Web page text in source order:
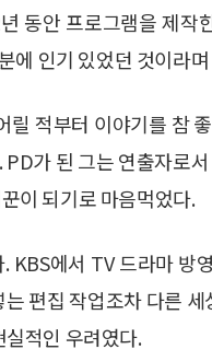
동안 프로그램을 제
에 인기 있었던 것이라
적부터 이야기를 참
가 된 그는 연출자로
이 되기로 마음먹었다.
KBS에서 TV 드라마 방
편집 작업조차 다른
실적인 우려였다.